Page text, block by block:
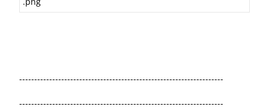
--------------------------------------------------------------------
--------------------------------------------------------------------